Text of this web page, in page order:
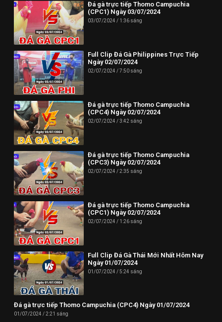
Đá gà trực tiếp Thomo Campuchia
(CPC1) Ngày 03/07/2024
03/07/2024 1:36 sáng
Full Clip Đá Gà Philippines Trực Tiếp
Ngày 02/07/2024
02/07/2024 7:50 sáng
Đá gà trực tiếp Thomo Campuchia
(CPC4) Ngày 02/07/2024
02/07/2024 3:42 sáng
Đá gà trực tiếp Thomo Campuchia
(CPC3) Ngày 02/07/2024
02/07/2024 2:35 sáng
Đá gà trực tiếp Thomo Campuchia
(CPC1) Ngày 02/07/2024
02/07/2024 1:26 sáng
Full Clip Đá Gà Thái Mới Nhất Hôm Nay
Ngày 01/07/2024
01/07/2024 5:24 sáng
Đá gà trực tiếp Thomo Campuchia (CPC4) Ngày 01/07/2024
01/07/2024 2:21 sáng